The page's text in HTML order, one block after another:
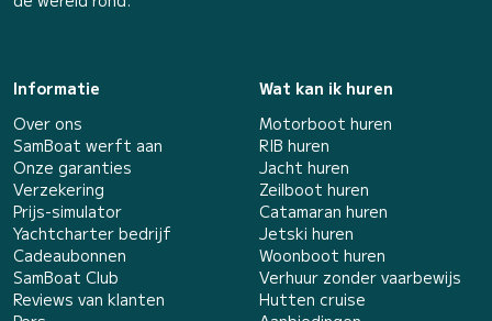
Informatie
Over ons
SamBoat werft aan
Onze garanties
Verzekering
Prijs-simulator
Yachtcharter bedrijf
Cadeaubonnen
SamBoat Club
Reviews van klanten
Wat kan ik huren
Motorboot huren
RIB huren
Jacht huren
Zeilboot huren
Catamaran huren
Jetski huren
Woonboot huren
Verhuur zonder vaarbewijs
Hutten cruise